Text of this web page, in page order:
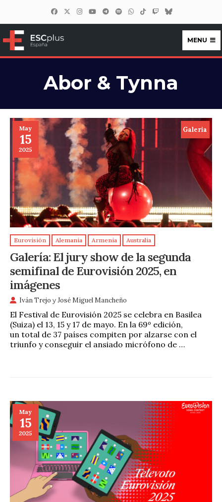
ESCplus España
MENU
Abor & Tynna
May
15
2025
Galeria
Eurovisión Alemania Armenia Australia
Galería: El jury show de la segunda
semifinal de Eurovisión 2025, en
imágenes
Iván Trejo yJosé Miguel Mancheño
El Festival de Eurovisión 2025 se celebra en Basilea
(Suiza) el 13, 15 y 17 de mayo. En la 69º edición,
un total de 37 países compiten por alzarse con el
triunfo y conseguir el ansiado micrófono de …
May
15
2025